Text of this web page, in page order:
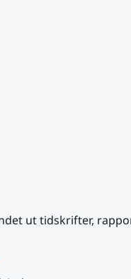
ut tidskrifter,